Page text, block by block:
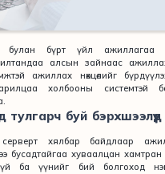
бүрт үйл ажиллагаа
алсын зайнаас
ажиллах нөхцөлийг
холбооны системтэй
тулгарч буй бэрхшээлүүд
хялбар байдлаар
бусадтайгаа хуваалцан
ба үүнийг бий болгоход нэмэлт